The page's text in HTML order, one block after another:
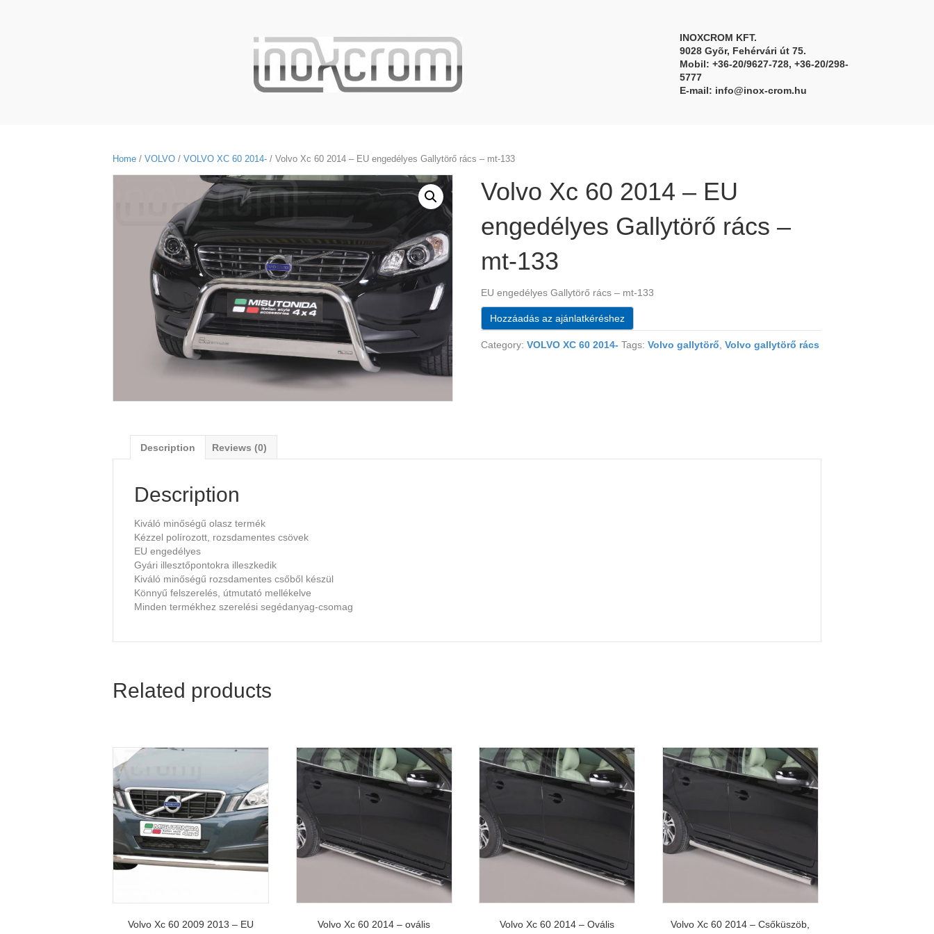
INOXCROM KFT.
9028 Gyõr, Fehérvári út 75.
Mobil: +36-20/9627-728, +36-20/298-
5777
E-mail: info@inox-crom.hu
Home / VOLVO / VOLVO XC 60 2014- / Volvo Xc 60 2014 – EU engedélyes Gallytörő rács – mt-133
Volvo Xc 60 2014 – EU
engedélyes Gallytörő rács –
mt-133
EU engedélyes Gallytörő rács – mt-133
Hozzáadás az ajánlatkéréshez
Category:VOLVO XC 60 2014- Tags:Volvo gallytörő ,Volvo gallytörő rács
Description Reviews (0)
Description
Kiváló minőségű olasz termék
Kézzel polírozott, rozsdamentes csövek
EU engedélyes
Gyári illesztőpontokra illeszkedik
Kiváló minőségű rozsdamentes csőből készül
Könnyű felszerelés, útmutató mellékelve
Minden termékhez szerelési segédanyag-csomag
Related products
Volvo Xc 60 2009 2013 – EU
Volvo Xc 60 2014 – ovális
Volvo Xc 60 2014 – Ovális
Volvo Xc 60 2014 – Csőküszöb,